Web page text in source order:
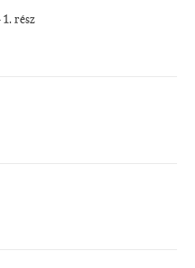
rész